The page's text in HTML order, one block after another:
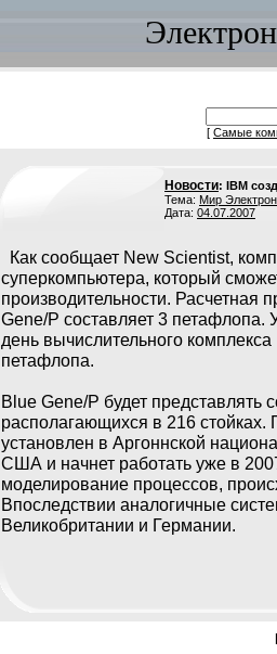
[ Самые
Новости: IBM
Тема: Мир
Дата: 04.07.2007
Как сообщает New Scientist,
суперкомпьютера, который
производительности. Расчетная
Gene/P составляет 3 петафлопа.
день вычислительного
петафлопа.
Blue Gene/P будет представлять
располагающихся в 216 стойках.
установлен в Аргоннской
США и начнет работать уже в
моделирование процессов,
Впоследствии аналогичные
Великобритании и Германии.